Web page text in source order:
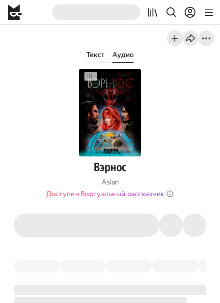
Текст Аудио
Вэрнос
Aslan
Доступен Виртуальный рассказчик